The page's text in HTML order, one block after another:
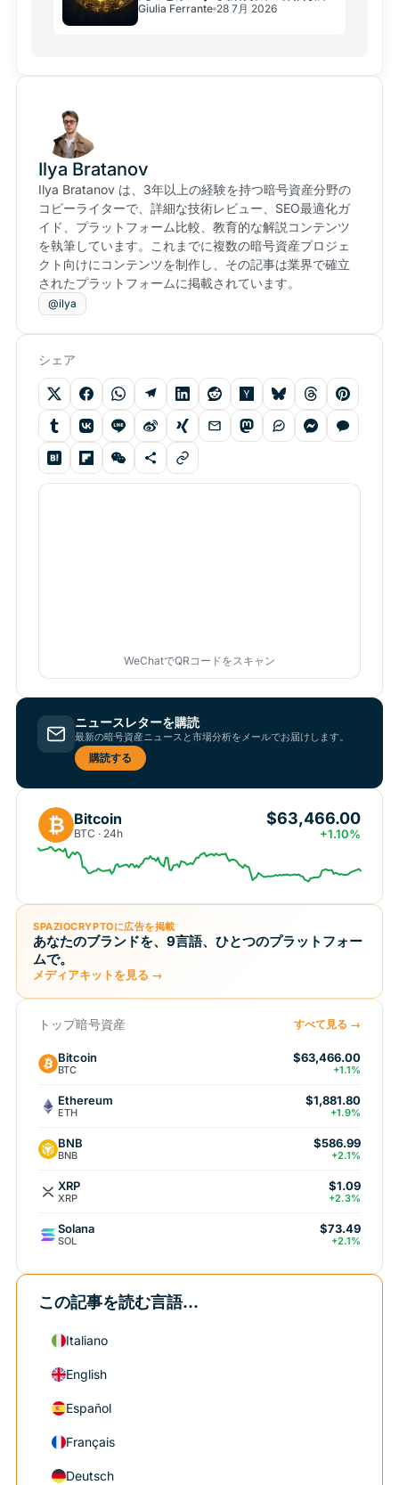
に潜む構造転換
Giulia Ferrante 28 7月 2026
Ilya Bratanov
Ilya Bratanov は、3年以上の経験を持つ暗号資産分野の
コピーライターで、詳細な技術レビュー、SEO最適化ガ
イド、プラットフォーム比較、教育的な解説コンテンツ
を執筆しています。これまでに複数の暗号資産プロジェ
クト向けにコンテンツを制作し、その記事は業界で確立
されたプラットフォームに掲載されています。
@ilya
シェア
WeChatでQRコードをスキャン
ニュースレターを購読
最新の暗号資産ニュースと市場分析をメールでお届けします。
購読する
₿ Bitcoin
BTC · 24h
$63,466.00
+1.10%
SPAZIOCRYPTOに広告を掲載
あなたのブランドを、9言語、ひとつのプラットフォー
ムで。
メディアキットを見る →
トップ暗号資産 すべて見る →
Bitcoin
BTC
$63,466.00
+1.1%
Ethereum
ETH
$1,881.80
+1.9%
BNB
BNB
$586.99
+2.1%
XRP
XRP
$1.09
+2.3%
Solana
SOL
$73.49
+2.1%
この記事を読む言語...
Italiano
English
Español
Français
Deutsch